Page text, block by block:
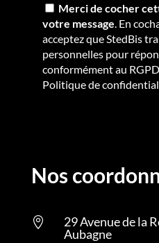
Merci de cocher
votre message. En
acceptez que StedBis
personnelles pour
conformément au
Politique de
Nos

29 Avenue de la
Aubagne